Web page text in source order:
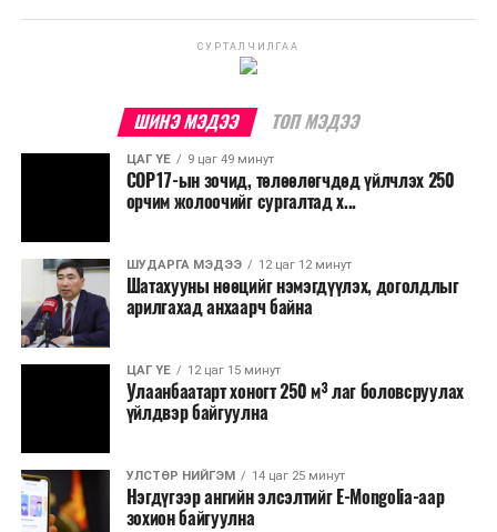
шийдвэрлэжээ.
Харин дараах зардлыг хязгаарлахаар болсон байна.
шийдвэртэйгээс бусад хурал, зөвлөгөөн, ой,
тэмдэглэлт өдөр, найр наадам, соёлын арга
Урьдчилан төлөвлөсөн төрийн өндөр албан
тушаалтны томилолтоос бусад гадаад
томилолт, гадаадын зочин хүлээн авах зардал;
Зайлшгүй шаардлагагүй тоног төхөөрөмж,
тавилга, автомашин худалдан авах;
Батлан хамгаалах, хууль зүйн салбараас бусад
Хуулиар заавал мэдээлэхээс бусад кино,
контент, хэвлэлийн зардал;
СУРТАЛЧИЛГАА
ШИНЭ МЭДЭЭ ТОП МЭДЭЭ
ЦАГ ҮЕ 9 цаг 49 минут
COP17-ын зочид, төлөөлөгчдөд үйлчлэх 250
орчим жолоочийг сургалтад х...
ШУДАРГА МЭДЭЭ 12 цаг 12 минут
Шатахууны нөөцийг нэмэгдүүлэх, доголдлыг
арилгахад анхаарч байна
ЦАГ ҮЕ 12 цаг 15 минут
Улаанбаатарт хоногт 250 м³ лаг боловсруулах
үйлдвэр байгуулна
УЛСТӨР НИЙГЭМ 14 цаг 25 минут
Нэгдүгээр ангийн элсэлтийг E-Mongolia-аар
зохион байгуулна